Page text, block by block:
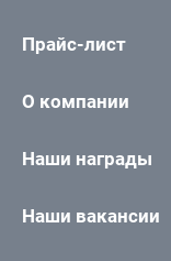
Прайс-лист
О компании
Наши награды
Наши вакансии